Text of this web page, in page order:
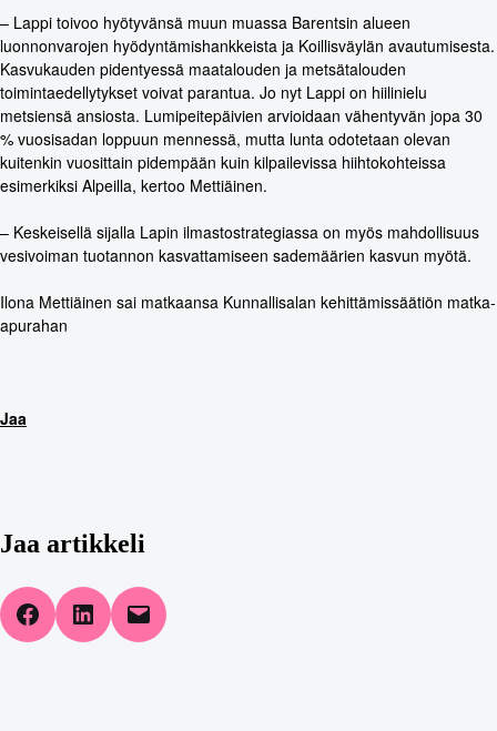
– Lappi toivoo hyötyvänsä muun muassa Barentsin alueen
luonnonvarojen hyödyntämishankkeista ja Koillisväylän avautumisesta.
Kasvukauden pidentyessä maatalouden ja metsätalouden
toimintaedellytykset voivat parantua. Jo nyt Lappi on hiilinielu
metsiensä ansiosta. Lumipeitepäivien arvioidaan vähentyvän jopa 30
% vuosisadan loppuun mennessä, mutta lunta odotetaan olevan
kuitenkin vuosittain pidempään kuin kilpailevissa hiihtokohteissa
esimerkiksi Alpeilla, kertoo Mettiäinen.
– Keskeisellä sijalla Lapin ilmastostrategiassa on myös mahdollisuus
vesivoiman tuotannon kasvattamiseen sademäärien kasvun myötä.
Ilona Mettiäinen sai matkaansa Kunnallisalan kehittämissäätiön matka-
apurahan
Jaa
Jaa artikkeli
Share on Facebook
Share on LinkedIn
Email this Page